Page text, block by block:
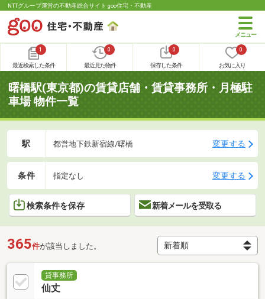
NTTグループ運営の不動産総合サイト goo住宅・不動産
1
最近検索した条件
0
最近見た物件
0
保存した条件
0
お気に入り
曙橋駅(東京都)の賃貸店舗・賃貸事務所・月極駐
車場 物件一覧
駅 都営地下鉄新宿線/曙橋 変更する
条件 指定なし 変更する
検索条件を保存 新着メールを受取る
365件が該当しました。
貸事務所
仙丈